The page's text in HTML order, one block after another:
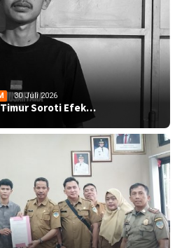
30 Juli 2026
Timur Soroti Efek…